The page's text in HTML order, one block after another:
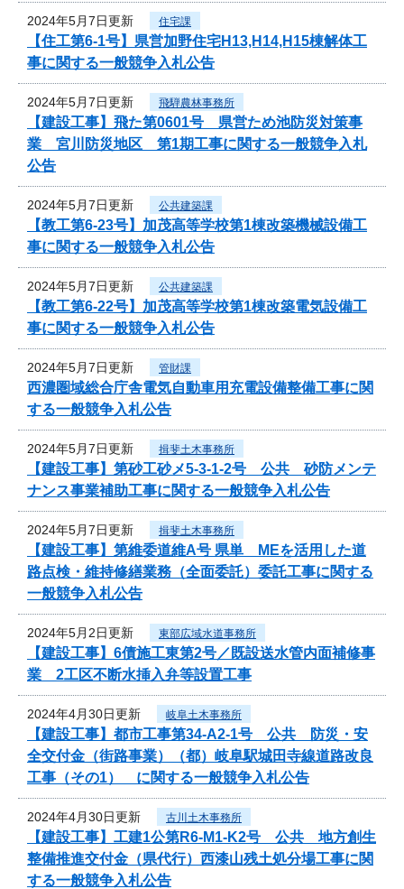
2024年5月7日更新 住宅課
【住工第6-1号】県営加野住宅H13,H14,H15棟解体工
事に関する一般競争入札公告
2024年5月7日更新 飛騨農林事務所
【建設工事】飛た第0601号 県営ため池防災対策事
業 宮川防災地区 第1期工事に関する一般競争入札
公告
2024年5月7日更新 公共建築課
【教工第6-23号】加茂高等学校第1棟改築機械設備工
事に関する一般競争入札公告
2024年5月7日更新 公共建築課
【教工第6-22号】加茂高等学校第1棟改築電気設備工
事に関する一般競争入札公告
2024年5月7日更新 管財課
西濃圏域総合庁舎電気自動車用充電設備整備工事に関
する一般競争入札公告
2024年5月7日更新 揖斐土木事務所
【建設工事】第砂工砂メ5-3-1-2号 公共 砂防メンテ
ナンス事業補助工事に関する一般競争入札公告
2024年5月7日更新 揖斐土木事務所
【建設工事】第維委道維A号 県単 MEを活用した道
路点検・維持修繕業務（全面委託）委託工事に関する
一般競争入札公告
2024年5月2日更新 東部広域水道事務所
【建設工事】6債施工東第2号／既設送水管内面補修事
業 2工区不断水挿入弁等設置工事
2024年4月30日更新 岐阜土木事務所
【建設工事】都市工事第34-A2-1号 公共 防災・安
全交付金（街路事業）（都）岐阜駅城田寺線道路改良
工事（その1） に関する一般競争入札公告
2024年4月30日更新 古川土木事務所
【建設工事】工建1公第R6-M1-K2号 公共 地方創生
整備推進交付金（県代行）西漆山残土処分場工事に関
する一般競争入札公告